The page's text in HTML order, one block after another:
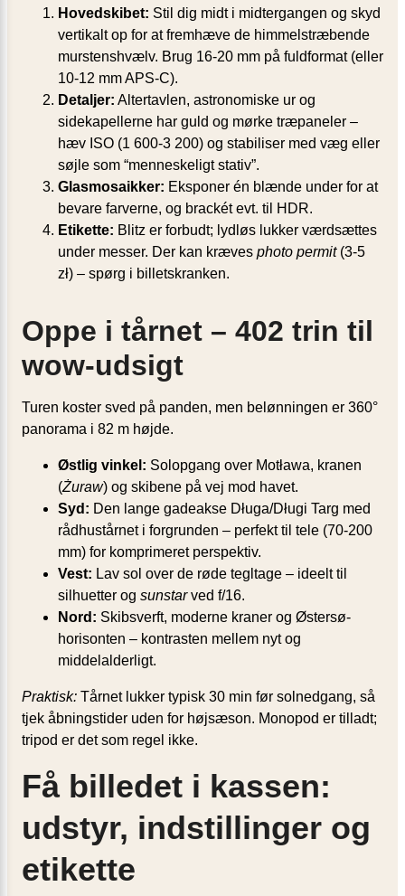
Hovedskibet: Stil dig midt i midtergangen og skyd
vertikalt op for at fremhæve de himmelstræbende
murstenshvælv. Brug 16-20 mm på fuldformat (eller
10-12 mm APS-C).
Detaljer: Altertavlen, astronomiske ur og
sidekapellerne har guld og mørke træpaneler –
hæv ISO (1 600-3 200) og stabiliser med væg eller
søjle som “menneskeligt stativ”.
Glasmosaikker: Eksponer én blænde under for at
bevare farverne, og brackét evt. til HDR.
Etikette: Blitz er forbudt; lydløs lukker værdsættes
under messer. Der kan kræves photo permit(3-5
zł) – spørg i billetskranken.
Oppe i tårnet – 402 trin til
wow-udsigt
Turen koster sved på panden, men belønningen er 360°
panorama i 82 m højde.
Østlig vinkel: Solopgang over Motława, kranen
(Żuraw) og skibene på vej mod havet.
Syd: Den lange gadeakse Długa/Długi Targ med
rådhustårnet i forgrunden – perfekt til tele (70-200
mm) for komprimeret perspektiv.
Vest: Lav sol over de røde tegltage – ideelt til
silhuetter og sunstarved f/16.
Nord: Skibsverft, moderne kraner og Østersø-
horisonten – kontrasten mellem nyt og
middelalderligt.
Praktisk: Tårnet lukker typisk 30 min før solnedgang, så
tjek åbningstider uden for højsæson. Monopod er tilladt;
tripod er det som regel ikke.
Få billedet i kassen:
udstyr, indstillinger og
etikette